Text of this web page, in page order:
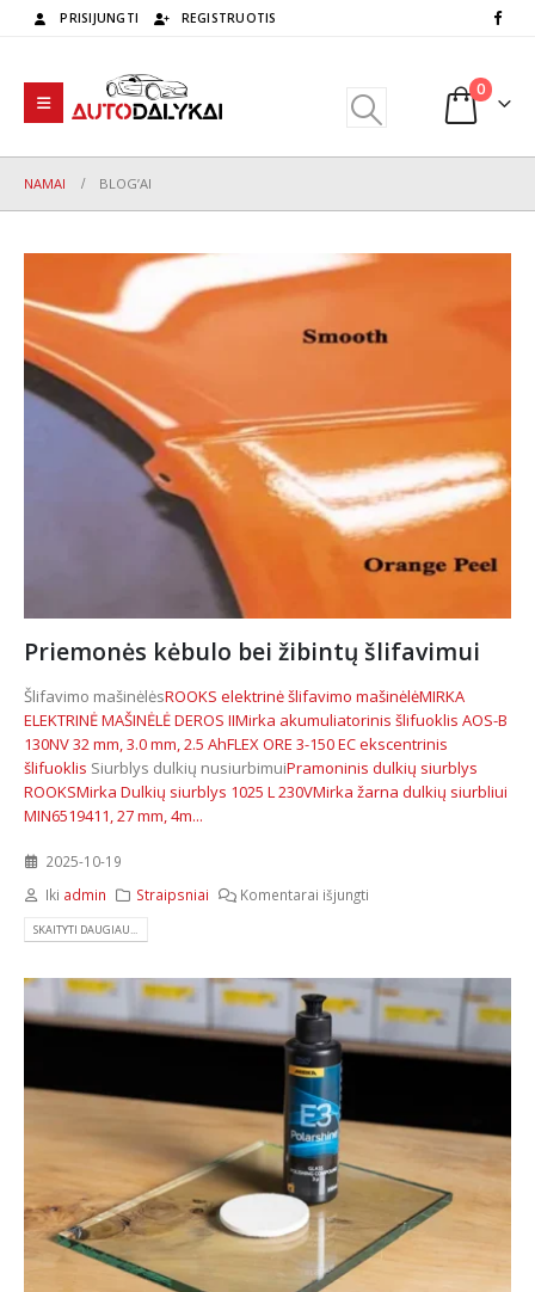
PRISIJUNGTI REGISTRUOTIS
0
NAMAI BLOG’AI
Priemonės kėbulo bei žibintų šlifavimui
Šlifavimo mašinėlėsROOKS elektrinė šlifavimo mašinėlėMIRKA
ELEKTRINĖ MAŠINĖLĖ DEROS IIMirka akumuliatorinis šlifuoklis AOS-B
130NV 32 mm, 3.0 mm, 2.5 AhFLEX ORE 3-150 EC ekscentrinis
šlifuoklis Siurblys dulkių nusiurbimuiPramoninis dulkių siurblys
ROOKSMirka Dulkių siurblys 1025 L 230VMirka žarna dulkių siurbliui
MIN6519411, 27 mm, 4m...
2025-10-19
Iki admin Straipsniai Komentarai išjungti
SKAITYTI DAUGIAU...